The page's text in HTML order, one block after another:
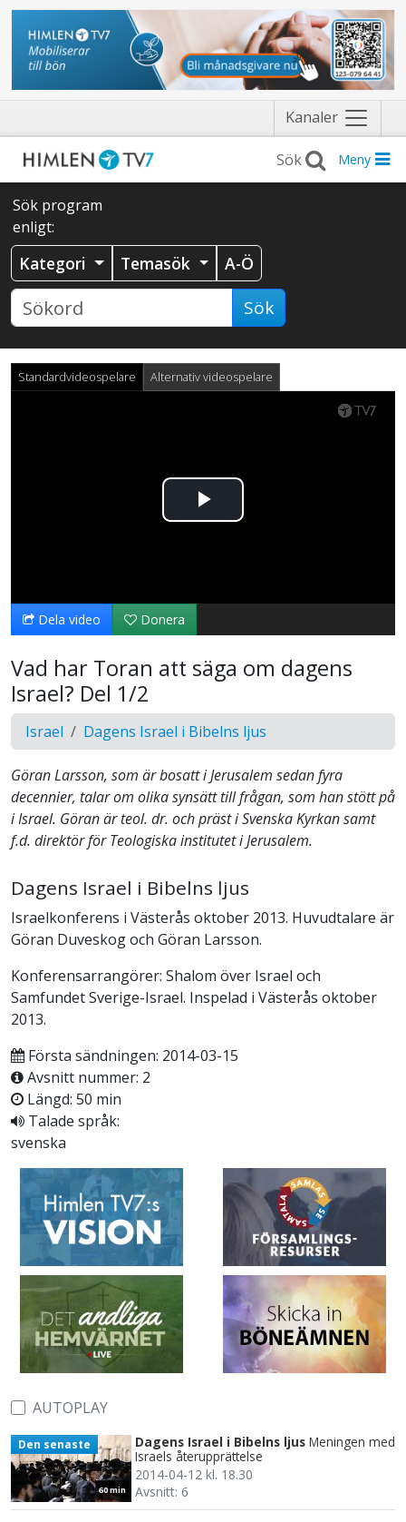
Kanaler Näytä
valikko
Meny
Sök program
enligt:
Kategori Temasök A-Ö
Sök
Standardvideospelare Alternativ videospelare
Spela
video
Dela video Donera
Vad har Toran att säga om dagens
Israel? Del 1/2
Israel Dagens Israel i Bibelns ljus
Göran Larsson, som är bosatt i Jerusalem sedan fyra
decennier, talar om olika synsätt till frågan, som han stött på
i Israel. Göran är teol. dr. och präst i Svenska Kyrkan samt
f.d. direktör för Teologiska institutet i Jerusalem.
Dagens Israel i Bibelns ljus
Israelkonferens i Västerås oktober 2013. Huvudtalare är
Göran Duveskog och Göran Larsson.
Konferensarrangörer: Shalom över Israel och
Samfundet Sverige-Israel. Inspelad i Västerås oktober
2013.
Första sändningen: 2014-03-15
Avsnitt nummer: 2
Längd: 50 min
Talade språk:
svenska
AUTOPLAY
60 min
Den senaste Dagens Israel i Bibelns ljus Meningen med
Israels återupprättelse
2014-04-12 kl. 18.30
Avsnitt: 6